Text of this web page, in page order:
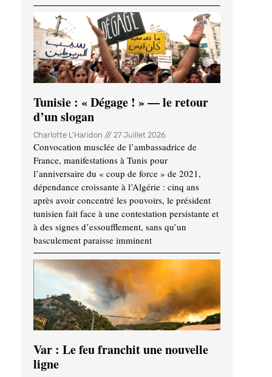
Tunisie : « Dégage ! » — le retour
d’un slogan
Charlotte L'Haridon 27 Juillet 2026
Convocation musclée de l’ambassadrice de
France, manifestations à Tunis pour
l’anniversaire du « coup de force » de 2021,
dépendance croissante à l’Algérie : cinq ans
après avoir concentré les pouvoirs, le président
tunisien fait face à une contestation persistante et
à des signes d’essoufflement, sans qu’un
basculement paraisse imminent
Var : Le feu franchit une nouvelle
ligne